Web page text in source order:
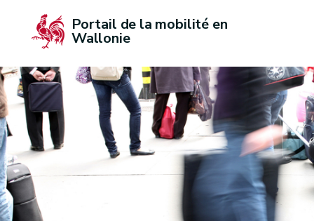
Portail de la mobilité en
Wallonie